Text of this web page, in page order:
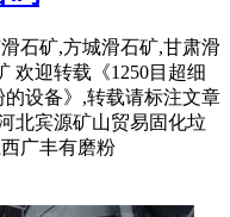
石矿,方城滑石矿,甘肃滑
欢迎转载《1250目超细
设备》,转载请标注文章
北宾源矿山贸易固化垃
广丰有磨粉